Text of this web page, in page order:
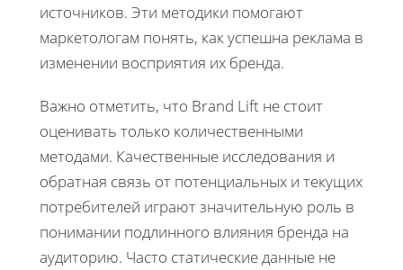
источников. Эти методики помогают
маркетологам понять, как успешна реклама в
изменении восприятия их бренда.
Важно отметить, что Brand Lift не стоит
оценивать только количественными
методами. Качественные исследования и
обратная связь от потенциальных и текущих
потребителей играют значительную роль в
понимании подлинного влияния бренда на
аудиторию. Часто статические данные не